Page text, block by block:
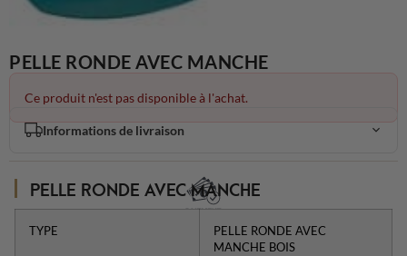
PELLE RONDE AVEC MANCHE
Ce produit n'est pas disponible à l'achat.
Informations de livraison
PELLE RONDE AVEC MANCHE
TYPE
PELLE RONDE AVEC
MANCHE BOIS